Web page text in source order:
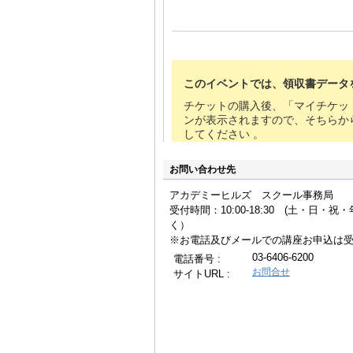
お問い合わせ先
アカデミーヒルズ スクール事務局
受付時間：10:00-18:30 (土・日・祝・
く
※お電話及びメールでの講座お申込は
電話番号 :
03-6406-6200
サイトURL :
お問合せ